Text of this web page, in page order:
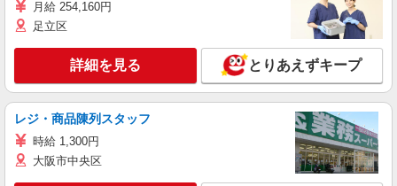
月給 254,160円
足立区
詳細を見る とりあえずキープ
レジ・商品陳列スタッフ
時給 1,300円
大阪市中央区